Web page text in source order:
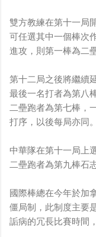
雙方教練在第十一局
可任選其中一個棒次
進攻，則第一棒為二
第十二局之後將繼續
最後一名打者為第八
二壘跑者為第七棒，
打序，以後每局亦同。
中華隊在第十一局上
二壘跑者為第九棒石
國際棒總在今年於加
僵局制，此制度主要
詬病的冗長比賽時間